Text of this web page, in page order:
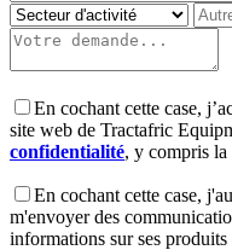
En cochant cette case,
site web de Tractafric
confidentialité, y compris
En cochant cette case,
m'envoyer des
informations sur ses produits